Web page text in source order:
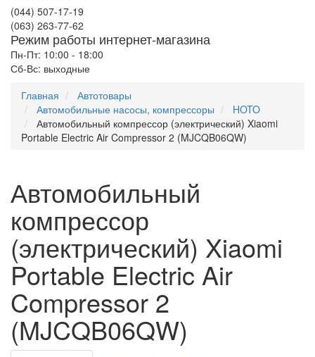
(044) 507-17-19
(063) 263-77-62
Режим работы интернет-магазина
Пн-Пт: 10:00 - 18:00
Сб-Вс: выходные
Главная
Автотовары
Автомобильные насосы, компрессоры
HOTO
Автомобильный компрессор (электрический) Xiaomi
Portable Electric Air Compressor 2 (MJCQB06QW)
Автомобильный
компрессор
(электрический) Xiaomi
Portable Electric Air
Compressor 2
(MJCQB06QW)